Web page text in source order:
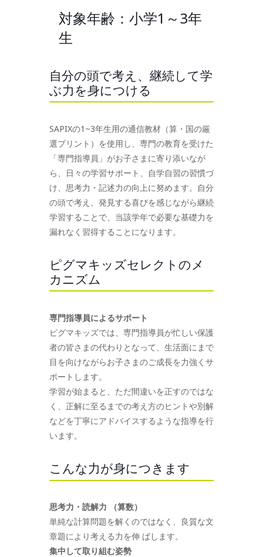
対象年齢：小学1～3年
生
自分の頭で考え、継続して学
ぶ力を身につける
SAPIXの1~3年生用の通信教材（算・国の厳
選プリント）を使用し、専門の教育を受けた
「専門指導員」がお子さまに寄り添いなが
ら、日々の学習サポート、自学自習の習慣づ
け、思考力・記述力の向上に努めます。自分
の頭で考え、発見する喜びを感じながら継続
学習することで、当該学年で必要な基礎力を
漏れなく習得することになります。
ピグマキッズセレクトのメ
カニズム
専門指導員によるサポート
ピグマキッズでは、専門指導員が忙しい保護
者の皆さまの代わりとなって、生活面にまで
目を向けながらお子さまのご成長を力強くサ
ポートします。
学習が始まると、ただ間違いを正すのではな
く、正解に至るまでの考え方のヒントや別解
などを丁寧にアドバイスするような指導を行
います。
こんな力が身につきます
思考力・読解力 （算数）
単純な計算問題を解くのではなく、良質な文
章題により考える力を伸 ばします。
集中して取り組む姿勢